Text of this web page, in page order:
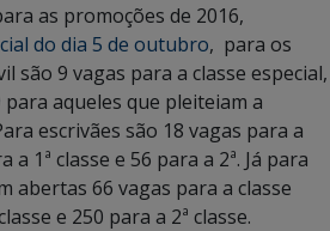
as promoções de 2016,
do dia 5 de outubro, para os
são 9 vagas para a classe especial,
para aqueles que pleiteiam a
escrivães são 18 vagas para a
a 1ª classe e 56 para a 2ª. Já para
abertas 66 vagas para a classe
e 250 para a 2ª classe.